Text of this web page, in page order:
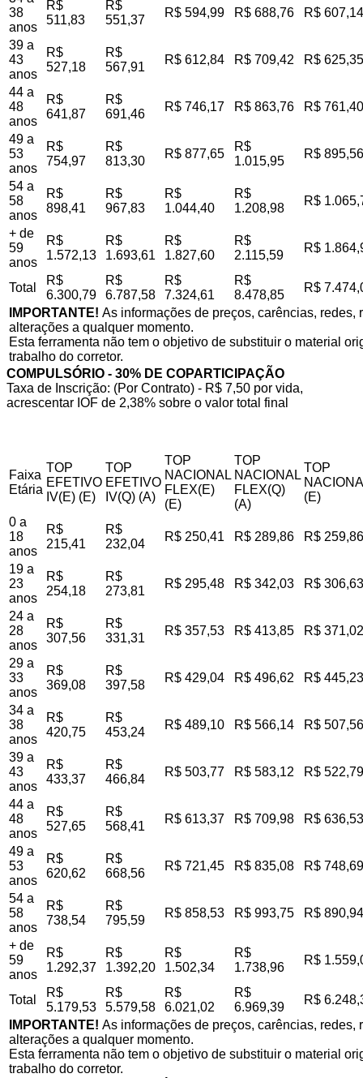
38
anos
R$
511,83
R$
551,37
R$ 594,99 R$ 688,76 R$ 607,14
39 a
43
anos
R$
527,18
R$
567,91
R$ 612,84 R$ 709,42 R$ 625,35
44 a
48
anos
R$
641,87
R$
691,46
R$ 746,17 R$ 863,76 R$ 761,40
49 a
53
anos
R$
754,97
R$
813,30
R$ 877,65
R$
1.015,95
R$ 895,56
54 a
58
anos
R$
898,41
R$
967,83
R$
1.044,40
R$
1.208,98
R$
+ de
59
anos
R$
1.572,13
R$
1.693,61
R$
1.827,60
R$
2.115,59
R$
Total
R$
6.300,79
R$
6.787,58
R$
7.324,61
R$
8.478,85
R$
IMPORTANTE! As informações de preços, carências,
alterações a qualquer momento.
Esta ferramenta não tem o objetivo de substituir o material
trabalho do corretor.
COMPULSÓRIO - 30% DE COPARTICIPAÇÃO
Taxa de Inscrição: (Por Contrato) - R$ 7,50 por vida,
acrescentar IOF de 2,38% sobre o valor total final
Faixa
Etária
TOP
EFETIVO
IV(E) (E)
TOP
EFETIVO
IV(Q) (A)
TOP
NACIONAL
FLEX(E)
(E)
TOP
NACIONAL
FLEX(Q)
(A)
TOP
(E)
0 a
18
anos
R$
215,41
R$
232,04
R$ 250,41 R$ 289,86 R$ 259,86
19 a
23
anos
R$
254,18
R$
273,81
R$ 295,48 R$ 342,03 R$ 306,63
24 a
28
anos
R$
307,56
R$
331,31
R$ 357,53 R$ 413,85 R$ 371,02
29 a
33
anos
R$
369,08
R$
397,58
R$ 429,04 R$ 496,62 R$ 445,23
34 a
38
anos
R$
420,75
R$
453,24
R$ 489,10 R$ 566,14 R$ 507,56
39 a
43
anos
R$
433,37
R$
466,84
R$ 503,77 R$ 583,12 R$ 522,79
44 a
48
anos
R$
527,65
R$
568,41
R$ 613,37 R$ 709,98 R$ 636,53
49 a
53
anos
R$
620,62
R$
668,56
R$ 721,45 R$ 835,08 R$ 748,69
54 a
58
anos
R$
738,54
R$
795,59
R$ 858,53 R$ 993,75 R$ 890,94
+ de
59
anos
R$
1.292,37
R$
1.392,20
R$
1.502,34
R$
1.738,96
R$
Total
R$
5.179,53
R$
5.579,58
R$
6.021,02
R$
6.969,39
R$
IMPORTANTE! As informações de preços, carências,
alterações a qualquer momento.
Esta ferramenta não tem o objetivo de substituir o material
trabalho do corretor.